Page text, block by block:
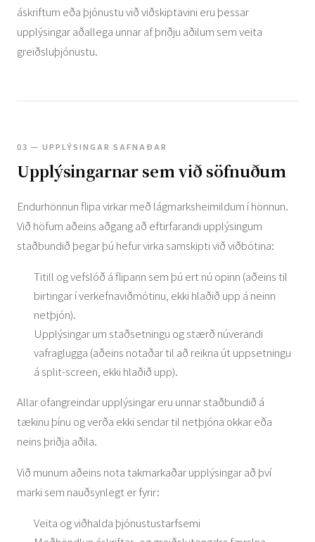
áskriftum eða þjónustu við viðskiptavini eru þessar
upplýsingar aðallega unnar af þriðju aðilum sem veita
greiðsluþjónustu.
03 — UPPLÝSINGAR SAFNAÐAR
Upplýsingarnar sem við söfnuðum
Endurhönnun flipa virkar með lágmarksheimildum í hönnun.
Við höfum aðeins aðgang að eftirfarandi upplýsingum
staðbundið þegar þú hefur virka samskipti við viðbótina:
Titill og vefslóð á flipann sem þú ert nú opinn (aðeins til
birtingar í verkefnaviðmótinu, ekki hlaðið upp á neinn
netþjón).
Upplýsingar um staðsetningu og stærð núverandi
vafraglugga (aðeins notaðar til að reikna út uppsetningu
á split-screen, ekki hlaðið upp).
Allar ofangreindar upplýsingar eru unnar staðbundið á
tækinu þínu og verða ekki sendar til netþjóna okkar eða
neins þriðja aðila.
Við munum aðeins nota takmarkaðar upplýsingar að því
marki sem nauðsynlegt er fyrir:
Veita og viðhalda þjónustustarfsemi